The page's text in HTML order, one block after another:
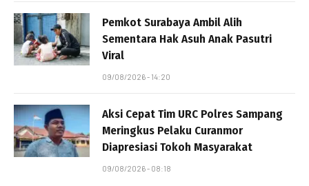
Pemkot Surabaya Ambil Alih
Sementara Hak Asuh Anak Pasutri
Viral
09/08/2026 - 14:20
Aksi Cepat Tim URC Polres Sampang
Meringkus Pelaku Curanmor
Diapresiasi Tokoh Masyarakat
09/08/2026 - 08:18